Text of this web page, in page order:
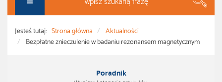
Jesteś tutaj: Strona główna
Aktualności
Bezpłatne znieczulenie w badaniu rezonansem magnetycznym
Poradnik